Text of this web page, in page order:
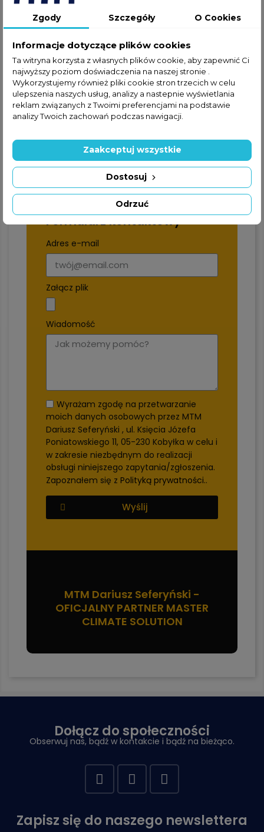
telefonicznego lub za
kontaktowego.
+48 22 228 72 89
+48 570 507 070
Formularz kontaktowy
Adres e-mail
Załącz plik
Wiadomość
Wyrażam zgodę na przetwarzanie
moich danych osobowych przez MTM
Dariusz Seferyński , ul. Księcia Józefa
Poniatowskiego 11, 05-230 Kobyłka w celu i
w zakresie niezbędnym do realizacji
obsługi niniejszego zapytania/zgłoszenia.
Zapoznałem się z Polityką prywatności..
Wyślij
MTM Dariusz Seferyński -
OFICJALNY PARTNER MASTER
CLIMATE SOLUTION
Dołącz do społeczności
Obserwuj nas, bądź w kontakcie i bądź na bieżąco.
Zapisz się do naszego newslettera
Zgody Szczegóły O Cookies
Informacje dotyczące plików cookies
Ta witryna korzysta z własnych plików cookie, aby zapewnić Ci
najwyższy poziom doświadczenia na naszej stronie .
Wykorzystujemy również pliki cookie stron trzecich w celu
ulepszenia naszych usług, analizy a nastepnie wyświetlania
reklam związanych z Twoimi preferencjami na podstawie
analizy Twoich zachowań podczas nawigacji.
Odrzuć
Dostosuj
Zaakceptuj wszystkie